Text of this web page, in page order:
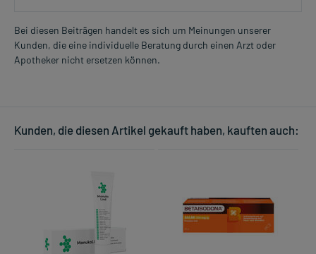
Bei diesen Beiträgen handelt es sich um Meinungen unserer
Kunden, die eine individuelle Beratung durch einen Arzt oder
Apotheker nicht ersetzen können.
Kunden, die diesen Artikel gekauft haben, kauften auch: